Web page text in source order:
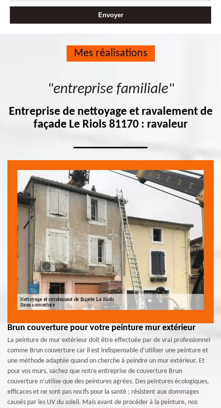
Mes réalisations
"entreprise familiale"
Entreprise de nettoyage et ravalement de
façade Le Riols 81170 : ravaleur
Brun couverture pour votre peinture mur extérieur
La peinture de mur extérieur doit être effectuée par de vrai professionnel
comme Brun couverture car il est indispensable d’utiliser une peinture et
une méthode adaptée quand on cherche à peindre un mur extérieur. Et
pour vos murs, sachez que notre entreprise de couverture Brun
couverture n’utilise que des peintures agrées. Des peintures écologiques,
efficaces et ne sont pas nocifs pour la santé ; résistent aux dommages
causés par les UV du soleil. Mais avant de procéder à la peinture, nos